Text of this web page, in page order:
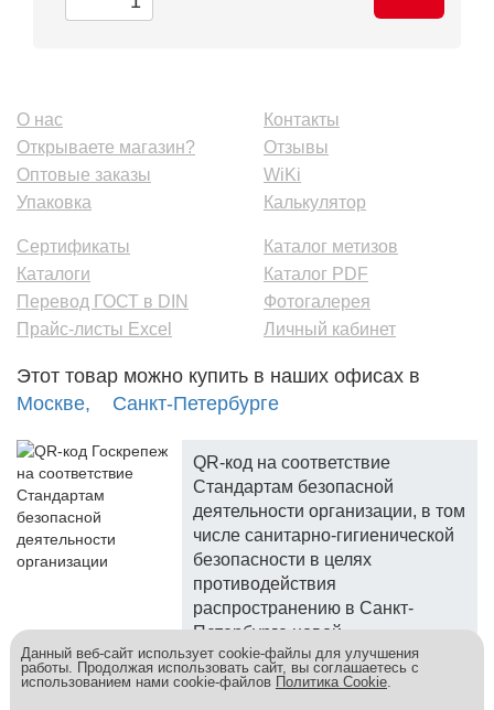
О нас
Открываете магазин?
Оптовые заказы
Упаковка
Контакты
Отзывы
WiKi
Калькулятор
Сертификаты
Каталоги
Перевод ГОСТ в DIN
Прайс-листы Excel
Каталог метизов
Каталог PDF
Фотогалерея
Личный кабинет
Этот товар можно купить в наших офисах в
Москве,
Санкт-Петербурге
QR-код на соответствие
Стандартам безопасной
деятельности организации, в том
числе санитарно-гигиенической
безопасности в целях
противодействия
распространению в Санкт-
Петербурге новой
коронавирусной инфекции.
Данный веб-сайт использует cookie-файлы для улучшения
работы. Продолжая использовать сайт, вы соглашаетесь с
использованием нами cookie-файлов Политика Cookie.